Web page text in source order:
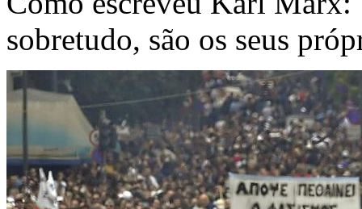
sobretudo, são os seus